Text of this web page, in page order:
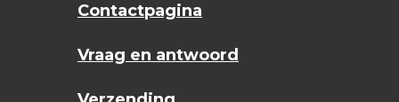
Contactpagina
Vraag en antwoord